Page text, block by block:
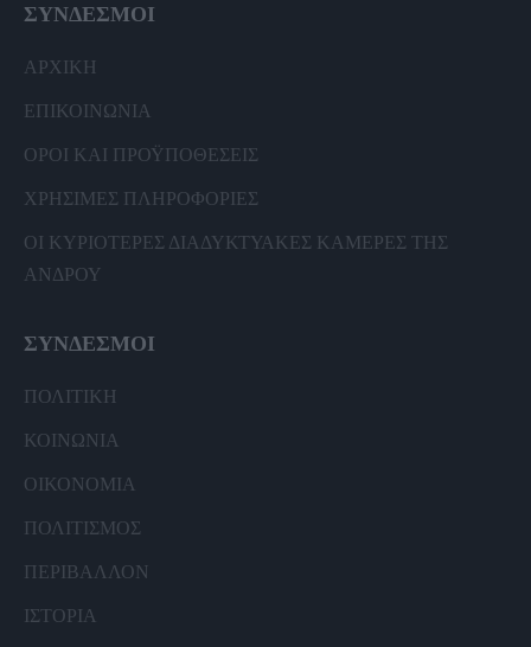
ΣΥΝΔΕΣΜΟΙ
ΑΡΧΙΚΗ
ΕΠΙΚΟΙΝΩΝΙΑ
ΟΡΟΙ ΚΑΙ ΠΡΟΫΠΟΘΕΣΕΙΣ
ΧΡΗΣΙΜΕΣ ΠΛΗΡΟΦΟΡΙΕΣ
ΟΙ ΚΥΡΙΟΤΕΡΕΣ ΔΙΑΔΥΚΤΥΑΚΕΣ ΚΑΜΕΡΕΣ ΤΗΣ
ΑΝΔΡΟΥ
ΣΥΝΔΕΣΜΟΙ
ΠΟΛΙΤΙΚΗ
ΚΟΙΝΩΝΙΑ
ΟΙΚΟΝΟΜΙΑ
ΠΟΛΙΤΙΣΜΟΣ
ΠΕΡΙΒΑΛΛΟΝ
ΙΣΤΟΡΙΑ